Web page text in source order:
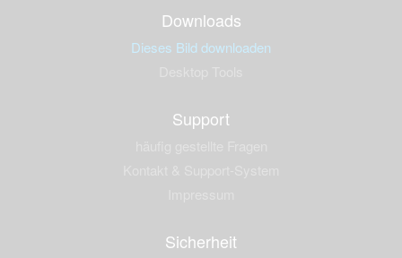
Downloads
Dieses Bild downloaden
Support
Sicherheit